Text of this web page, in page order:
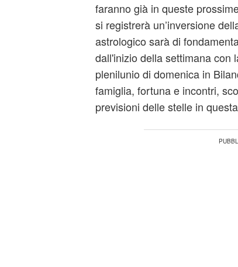
faranno già in queste
si registrerà un’inversione
astrologico sarà di
dall'inizio della settimana con
plenilunio di domenica in
famiglia, fortuna e incontri,
previsioni delle stelle in